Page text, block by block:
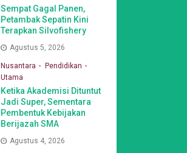
Sempat Gagal Panen,
Petambak Sepatin Kini
Terapkan Silvofishery
Agustus 5, 2026
Nusantara
Pendidikan
Utama
Ketika Akademisi Dituntut
Jadi Super, Sementara
Pembentuk Kebijakan
Berijazah SMA
Agustus 4, 2026